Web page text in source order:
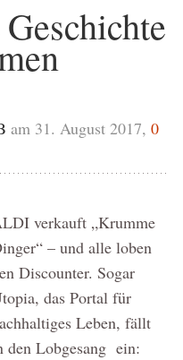
am 31. August 2017, 0
verkauft „Krumme
– und alle loben
Discounter. Sogar
das Portal für
Leben, fällt
den Lobgesang ein: